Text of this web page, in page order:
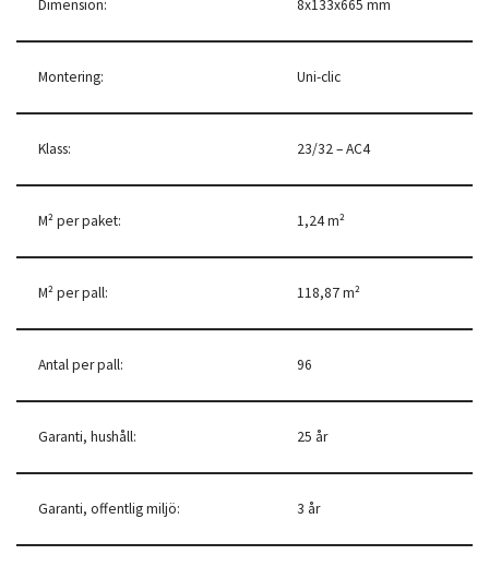
Dimension: 8x133x665 mm
Montering: Uni-clic
Klass: 23/32 – AC4
M² per paket: 1,24 m²
M² per pall: 118,87 m²
Antal per pall: 96
Garanti, hushåll: 25 år
Garanti, offentlig miljö: 3 år